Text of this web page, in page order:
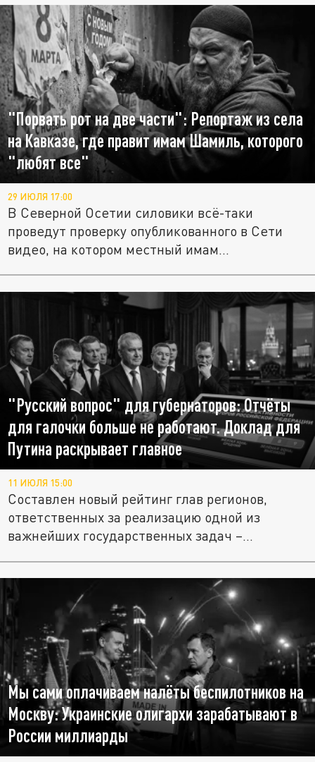
"Порвать рот на две части": Репортаж из села
на Кавказе, где правит имам Шамиль, которого
"любят все"
29 ИЮЛЯ 17:00
В Северной Осетии силовики всё-таки
проведут проверку опубликованного в Сети
видео, на котором местный имам...
"Русский вопрос" для губернаторов: Отчёты
для галочки больше не работают. Доклад для
Путина раскрывает главное
11 ИЮЛЯ 15:00
Составлен новый рейтинг глав регионов,
ответственных за реализацию одной из
важнейших государственных задач –...
Мы сами оплачиваем налёты беспилотников на
Москву: Украинские олигархи зарабатывают в
России миллиарды